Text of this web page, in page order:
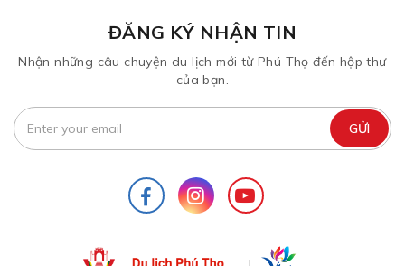
ĐĂNG KÝ NHẬN TIN
Nhận những câu chuyện du lịch mới từ Phú Thọ đến hộp thư
của bạn.